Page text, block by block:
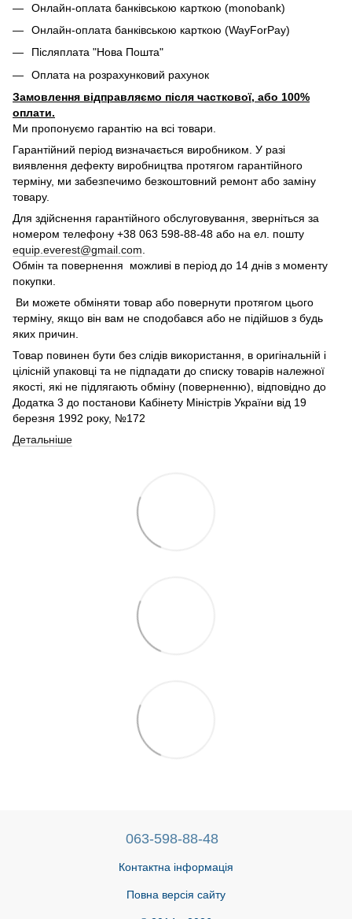
Онлайн-оплата банківською карткою (monobank)
Онлайн-оплата банківською карткою (WayForPay)
Післяплата "Нова Пошта"
Оплата на розрахунковий рахунок
Замовлення відправляємо після часткової, або 100%
оплати.
Ми пропонуємо гарантію на всі товари.
Гарантійний період визначається виробником. У разі
виявлення дефекту виробництва протягом гарантійного
терміну, ми забезпечимо безкоштовний ремонт або заміну
товару.
Для здійснення гарантійного обслуговування, зверніться за
номером телефону +38 063 598-88-48 або на ел. пошту
equip.everest@gmail.com.
Обмін та повернення можливі в період до 14 днів з моменту
покупки.
Ви можете обміняти товар або повернути протягом цього
терміну, якщо він вам не сподобався або не підійшов з будь
яких причин.
Товар повинен бути без слідів використання, в оригінальній і
цілісній упаковці та не підпадати до списку товарів належної
якості, які не підлягають обміну (поверненню), відповідно до
Додатка 3 до постанови Кабінету Міністрів України від 19
березня 1992 року, №172
Детальніше
063-598-88-48
Контактна інформація
Повна версія сайту